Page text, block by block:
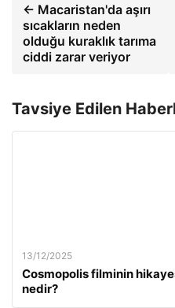
← Macaristan'da aşırı
sıcakların neden
olduğu kuraklık tarıma
ciddi zarar veriyor
Tavsiye Edilen
13/12/2025
Cosmopolis filminin
nedir?